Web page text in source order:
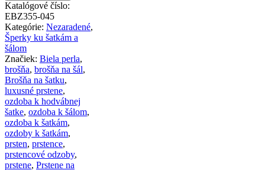
Katalógové číslo:
EBZ355-045
Kategórie: Nezaradené,
Šperky ku šatkám a
šálom
Značiek: Biela perla,
brošňa, brošňa na šál,
Brošňa na šatku,
luxusné prstene,
ozdoba k hodvábnej
šatke, ozdoba k šálom,
ozdoba k šatkám,
ozdoby k šatkám,
prsten, prstence,
prstencové odzoby,
prstene, Prstene na